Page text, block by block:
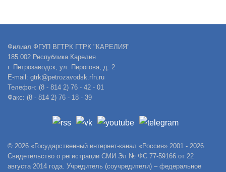
Филиал ФГУП ВГТРК ГТРК "КАРЕЛИЯ"
185 002 Республика Карелия
г. Петрозаводск, ул. Пирогова, д. 2
E-mail: gtrk@petrozavodsk.rfn.ru
Телефон: (8 - 814 2) 76 - 42 - 01
Факс: (8 - 814 2) 76 - 18 - 39
© 2026 «Государственный интернет-канал «Россия» 2001 - 2026.
Свидетельство о регистрации СМИ Эл № ФС 77-59166 от 22
августа 2014 года. Учредитель (соучредители) – федеральное